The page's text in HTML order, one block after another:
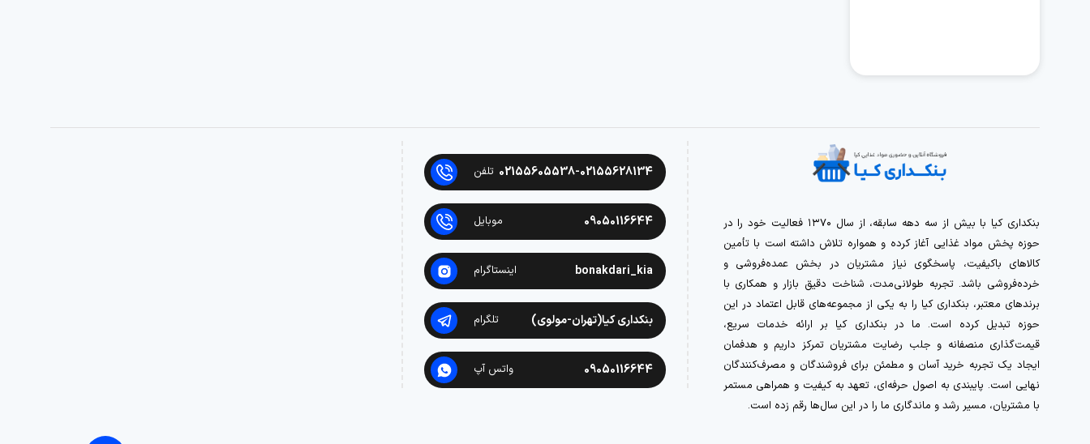
بنکداری کیا با بیش از سه دهه سابقه، از سال ۱۳۷۰ فعالیت خود را در
حوزه پخش مواد غذایی آغاز کرده و همواره تلاش داشته است با تأمین
کالاهای باکیفیت، پاسخگوی نیاز مشتریان در بخش عمده‌فروشی و
خرده‌فروشی باشد. تجربه طولانی‌مدت، شناخت دقیق بازار و همکاری با
برندهای معتبر، بنکداری کیا را به یکی از مجموعه‌های قابل اعتماد در این
حوزه تبدیل کرده است. ما در بنکداری کیا بر ارائه خدمات سریع،
قیمت‌گذاری منصفانه و جلب رضایت مشتریان تمرکز داریم و هدفمان
ایجاد یک تجربه خرید آسان و مطمئن برای فروشندگان و مصرف‌کنندگان
نهایی است. پایبندی به اصول حرفه‌ای، تعهد به کیفیت و همراهی مستمر
با مشتریان، مسیر رشد و ماندگاری ما را در این سال‌ها رقم زده است.
02155605538-02155628134 تلفن
09050116644 موبایل
bonakdari_kia اینستاگرام
بنکداری کیا(تهران-مولوی) تلگرام
09050116644 واتس آپ